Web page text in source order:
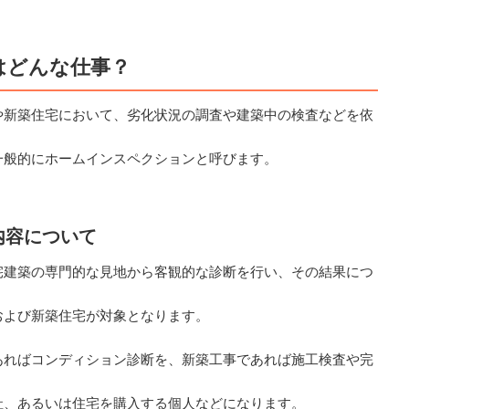
んな仕事？
築住宅において、劣化状況の調査や建築中の検査などを依
的にホームインスペクションと呼びます。
について
築の専門的な見地から客観的な診断を行い、その結果につ
び新築住宅が対象となります。
ばコンディション診断を、新築工事であれば施工検査や完
あるいは住宅を購入する個人などになります。